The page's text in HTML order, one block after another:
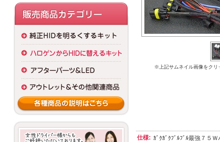
※上記サムネイル画像をクリ
仕様: ｶﾞｸｶﾞｸﾌﾞﾙﾌﾞﾙ最強７５